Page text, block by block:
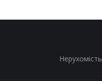
Нерухомість